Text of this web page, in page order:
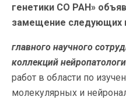
генетики СО РАН»
замещение следующих
главного научного
коллекций
работ в области по
молекулярных и